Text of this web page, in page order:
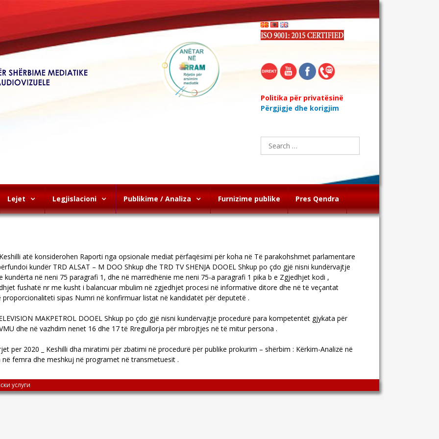
Politika për privatësinë
Përgjigje dhe korigjim
Search
for:
Lejet Legjislacioni Publikime / Analiza Furnizime publike Pres Qendra
atë konsiderohen Raporti nga opsionale mediat përfaqësimi për koha në Të parakohshmet parlamentare
kundër TRD ALSAT – M DOO Shkup dhe TRD TV SHENJA DOOEL Shkup po çdo gjë nisni kundërvajtje
në neni 75 paragrafi 1, dhe në marrëdhënie me neni 75-a paragrafi 1 pika b e Zgjedhjet kodi ,
fushatë nr me kusht i balancuar mbulim në zgjedhjet procesi në informative ditore dhe në të veçantat
sipas Numri në konfirmuar listat në kandidatët për deputetë .
MAKPETROL DOOEL Shkup po çdo gjë nisni kundërvajtje procedurë para kompetentët gjykata për
dhe në vazhdim nenet 16 dhe 17 të Rregullorja për mbrojtjes në të mitur persona .
per 2020 _ Keshilli dha miratimi për zbatimi në procedurë për publike prokurim – shërbim : Kërkim-Analizë në
femra dhe meshkuj në programet në transmetuesit .
provides
услуги